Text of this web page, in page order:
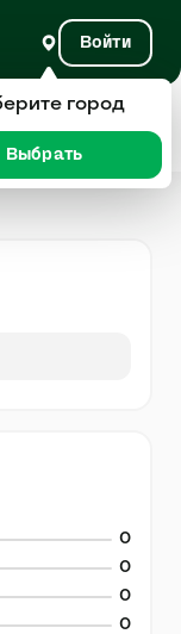
Войти
0
0
0
0
город
Выбрать